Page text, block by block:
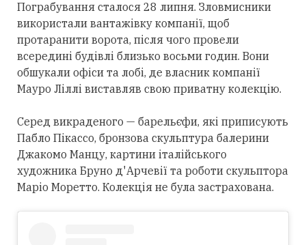
Пограбування сталося 28 липня. Зловмисники
використали вантажівку компанії, щоб
протаранити ворота, після чого провели
всередині будівлі близько восьми годин. Вони
обшукали офіси та лобі, де власник компанії
Мауро Ліллі виставляв свою приватну колекцію.
Серед викраденого — барельєфи, які приписують
Пабло Пікассо, бронзова скульптура балерини
Джакомо Манцу, картини італійського
художника Бруно д'Арчевії та роботи скульптора
Маріо Моретто. Колекція не була застрахована.